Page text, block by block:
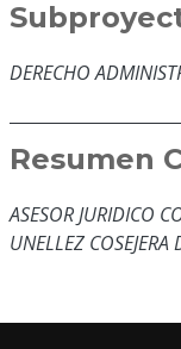
DERECHO
Resumen
ASESOR JURIDICO
UNELLEZ